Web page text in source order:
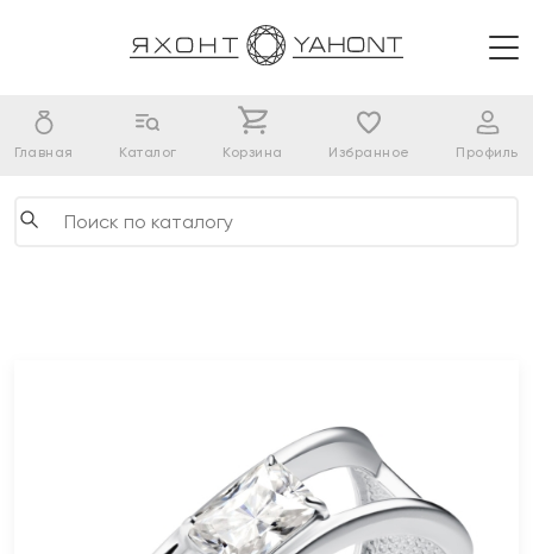
Главная Каталог Корзина Избранное Профиль